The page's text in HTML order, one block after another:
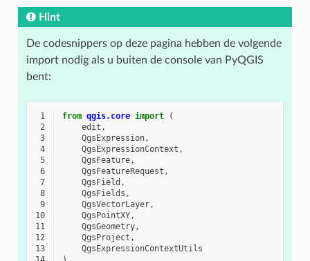
Hint
De codesnippers op deze pagina hebben de volgende
import nodig als u buiten de console van PyQGIS
bent:
1 from qgis.core import
(
2
edit ,
3
QgsExpression,
4
QgsExpressionContext ,
5
QgsFeature,
6
QgsFeatureRequest ,
7
QgsField ,
8
QgsFields ,
9
QgsVectorLayer,
10
QgsPointXY,
11
QgsGeometry,
12
QgsProject ,
13
QgsExpressionContextUtils